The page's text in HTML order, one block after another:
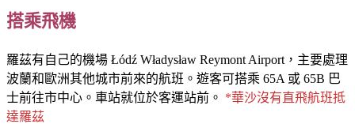
搭乘飛機
羅茲有自己的機場 Łódź Władysław Reymont Airport，主要處理
波蘭和歐洲其他城市前來的航班。遊客可搭乘 65A 或 65B 巴
士前往市中心。車站就位於客運站前。 *華沙沒有直飛航班抵
達羅茲